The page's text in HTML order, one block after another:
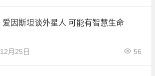
爱因斯坦谈外星人 可能有智慧生命
12月25日 56